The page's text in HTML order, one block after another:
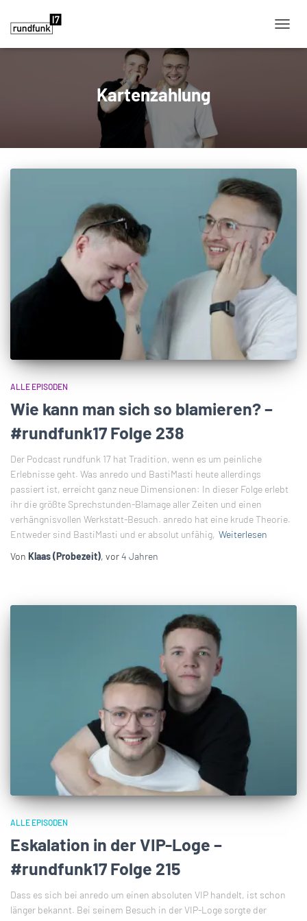
Kartenzahlung
ALLE EPISODEN
Wie kann man sich so blamieren? –
#rundfunk17 Folge 238
Der Podcast rundfunk 17 hat Tradition, wenn es um peinliche
Erlebnisse geht. Was anredo und BastiMasti heute allerdings
passiert ist, erreicht ganz neue Dimensionen: In dieser Folge erlebt
ihr die größte Sprechstunden-Blamage aller Zeiten und einen
verhängnisvollen Werkstatt-Besuch. anredo hat eine krude Theorie.
Entweder sind BastiMasti und er absolut unfähig, Weiterlesen
Von Klaas (Probezeit), vor4 Jahren
ALLE EPISODEN
Eskalation in der VIP-Loge –
#rundfunk17 Folge 215
Dass es sich bei anredo um einen absoluten VIP handelt, ist schon
länger bekannt. Bei seinem Besuch in der VIP-Loge sorgte der